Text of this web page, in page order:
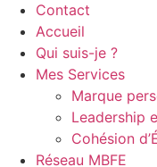
Contact
Accueil
Qui suis-je ?
Mes Services
Marque
Leadership
Cohésion
Réseau MBFE